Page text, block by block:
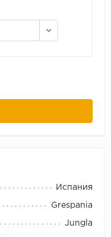
Испания
Grespania
Jungla